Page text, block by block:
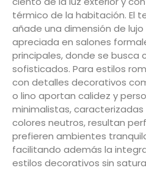
térmico de la habitación. El
añade una dimensión de
apreciada en salones
principales, donde se busca
sofisticados. Para estilos
con detalles decorativos
o lino aportan calidez y
minimalistas,
colores neutros, resultan
prefieren ambientes
facilitando además la
estilos decorativos sin